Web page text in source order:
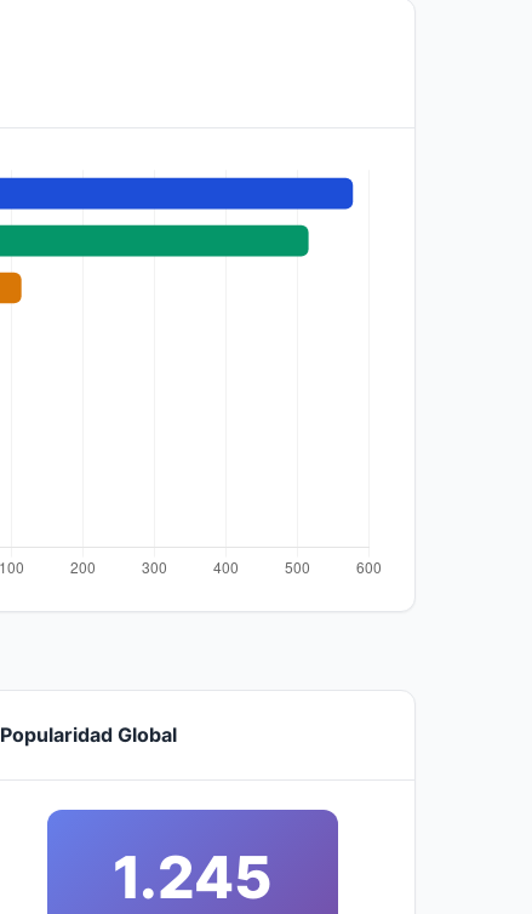
Popularidad Global
1.245